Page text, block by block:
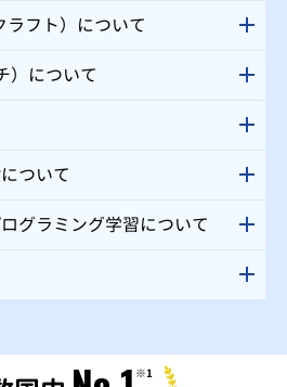
フト）について
）について
ついて
グラミング学習について
※1